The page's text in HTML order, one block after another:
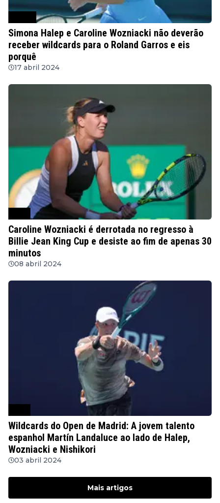
Simona Halep e Caroline Wozniacki não deverão
receber wildcards para o Roland Garros e eis
porquê
17 abril 2024
Caroline Wozniacki é derrotada no regresso à
Billie Jean King Cup e desiste ao fim de apenas 30
minutos
08 abril 2024
Wildcards do Open de Madrid: A jovem talento
espanhol Martín Landaluce ao lado de Halep,
Wozniacki e Nishikori
03 abril 2024
Mais artigos